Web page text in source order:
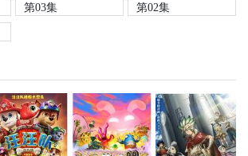
第03集
第02集